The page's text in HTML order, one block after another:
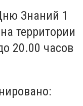
Знаний 1
территории
20.00 часов